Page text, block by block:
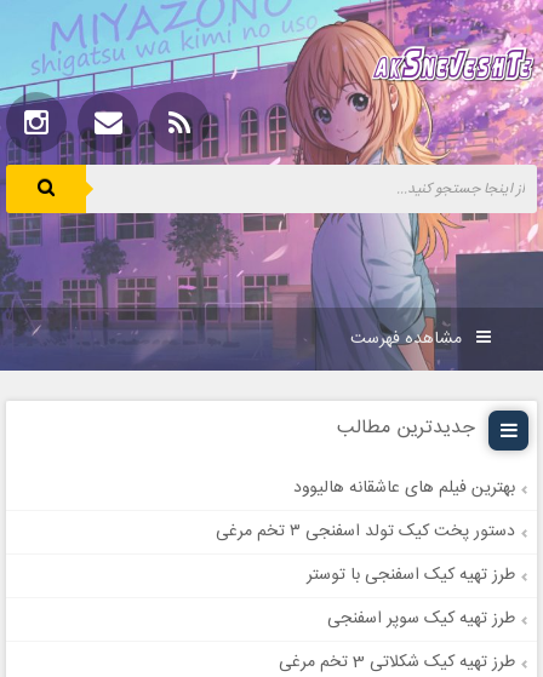
مشاهده فهرست
جدیدترین مطالب
بهترین فیلم های عاشقانه هالیوود
دستور پخت کیک تولد اسفنجی ۳ تخم مرغی
طرز تهیه کیک اسفنجی با توستر
طرز تهیه کیک سوپر اسفنجی
طرز تهیه کیک شکلاتی 3 تخم مرغی